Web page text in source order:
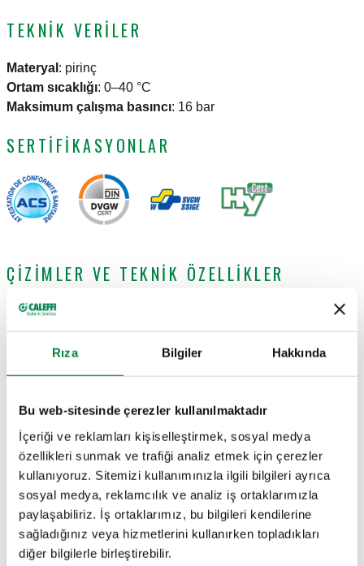
Rıza Bilgiler Hakkında
Bu web-sitesinde çerezler kullanılmaktadır
İçeriği ve reklamları kişiselleştirmek, sosyal medya
özellikleri sunmak ve trafiği analiz etmek için çerezler
kullanıyoruz. Sitemizi kullanımınızla ilgili bilgileri ayrıca
sosyal medya, reklamcılık ve analiz iş ortaklarımızla
paylaşabiliriz. İş ortaklarımız, bu bilgileri kendilerine
sağladığınız veya hizmetlerini kullanırken topladıkları
diğer bilgilerle birleştirebilir.
TEKNIK VERILER
Materyal : pirinç
Ortam sıcaklığı: 0–40 °C
Maksimum çalışma basıncı: 16 bar
SERTIFIKASYONLAR
ÇIZIMLER VE TEKNIK ÖZELLIKLER
Actions
bağlantı elemanı
3B modeller
Açıklama metni Göster Kopyala
CALEFFI, 876520. Rakorlu dişi bağlantı parçası. Bağlantılar